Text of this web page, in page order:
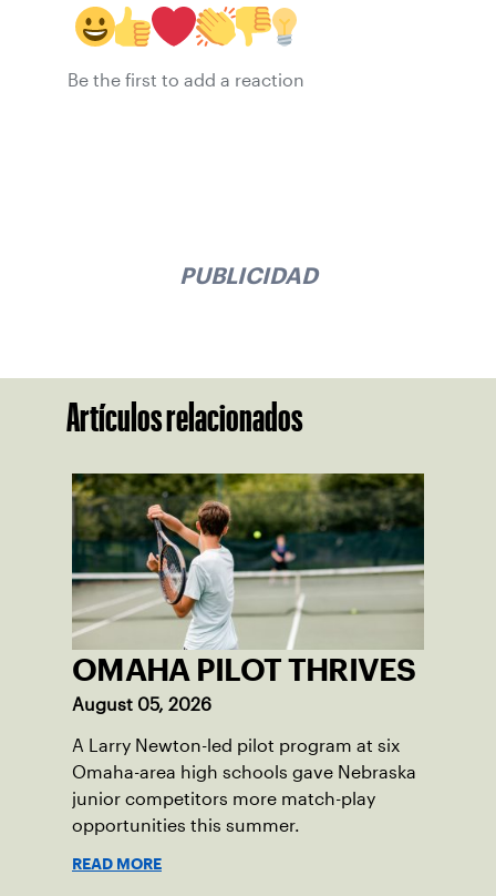
August 05, 2026
A Larry Newton-led pilot program at six
Omaha-area high schools gave Nebraska
junior competitors more match-play
opportunities this summer.
READ MORE